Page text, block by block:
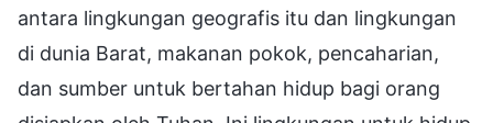
antara lingkungan geografis itu dan lingkungan
di dunia Barat, makanan pokok, pencaharian,
dan sumber untuk bertahan hidup bagi orang